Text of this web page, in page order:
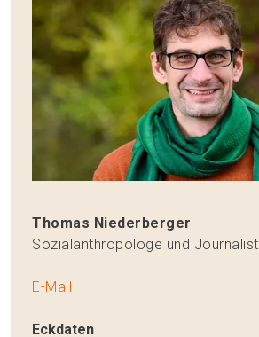
Thomas Niederberger
Sozialanthropologe und Journalist
E-Mail
Eckdaten